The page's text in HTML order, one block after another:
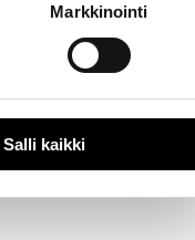
Markkinointi
Salli kaikki